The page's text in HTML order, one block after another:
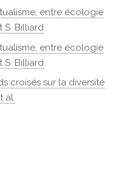
entre écologie
S. Billiard
entre écologie
S. Billiard
croisés sur la diversité
al.